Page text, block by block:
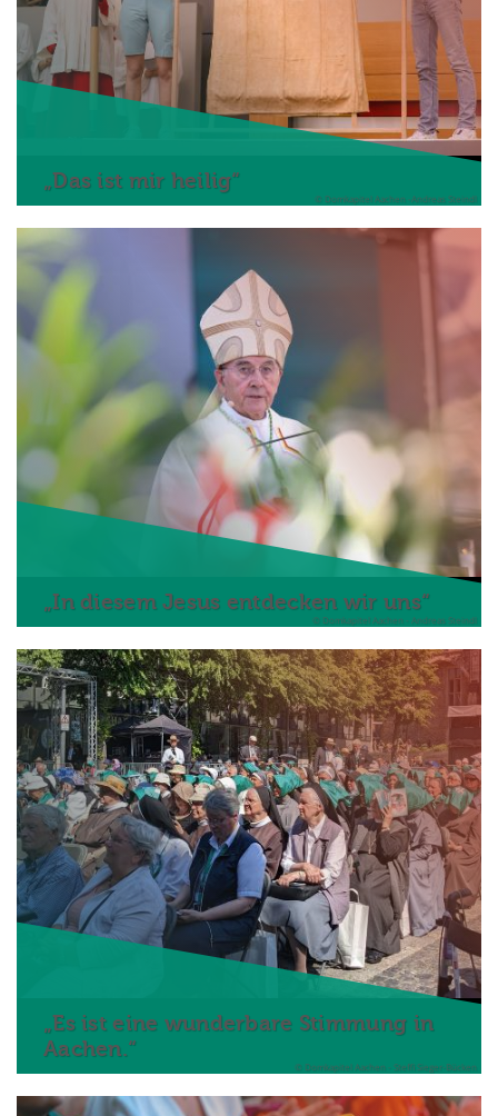
„Das ist mir heilig“
© Domkapitel Aachen -Andreas Steindl
„In diesem Jesus entdecken wir uns“
© Domkapitel Aachen - Andreas Steindl
„Es ist eine wunderbare Stimmung in
Aachen.“
© Domkapitel Aachen - Steffi Sieger-Bücken